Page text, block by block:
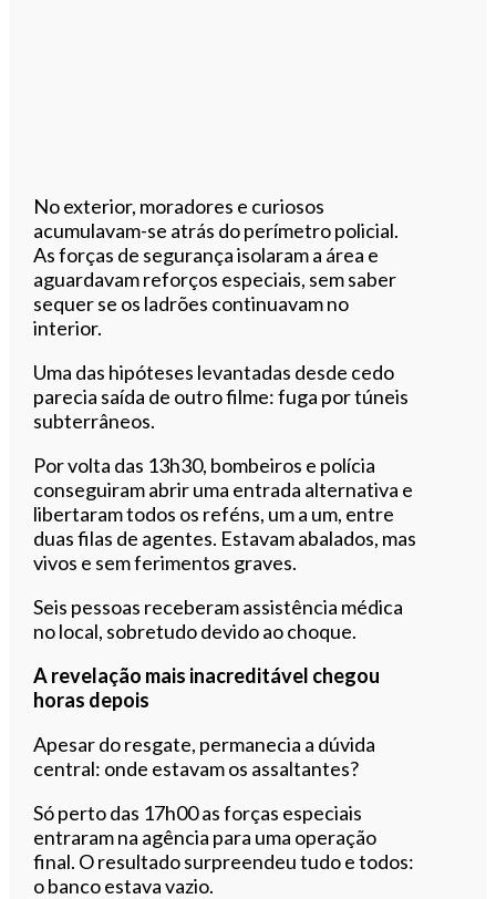
No exterior, moradores e curiosos
acumulavam-se atrás do perímetro policial.
As forças de segurança isolaram a área e
aguardavam reforços especiais, sem saber
sequer se os ladrões continuavam no
interior.
Uma das hipóteses levantadas desde cedo
parecia saída de outro filme: fuga por túneis
subterrâneos.
Por volta das 13h30, bombeiros e polícia
conseguiram abrir uma entrada alternativa e
libertaram todos os reféns, um a um, entre
duas filas de agentes. Estavam abalados, mas
vivos e sem ferimentos graves.
Seis pessoas receberam assistência médica
no local, sobretudo devido ao choque.
A revelação mais inacreditável chegou
horas depois
Apesar do resgate, permanecia a dúvida
central: onde estavam os assaltantes?
Só perto das 17h00 as forças especiais
entraram na agência para uma operação
final. O resultado surpreendeu tudo e todos:
o banco estava vazio.